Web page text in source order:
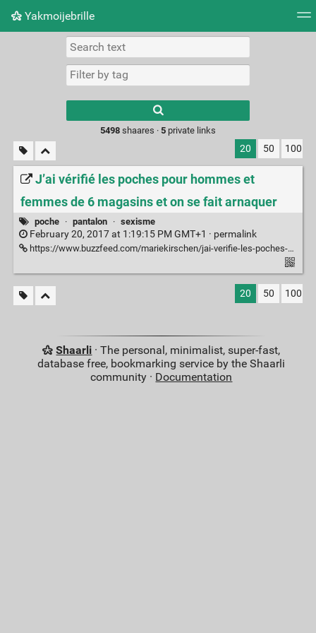
Yakmoijebrille
Picture wall
results.
5498shaares · 5private links
20 50 100
J’ai vérifié les poches pour hommes et
femmes de 6 magasins et on se fait arnaquer
poche · pantalon · sexisme
February 20, 2017 at 1:19:15 PM GMT+1 · permalink
https://www.buzzfeed.com/mariekirschen/jai-verifie-les-poches-pour-hommes-et-femmes-de-6-magasins-e?utm_term=.liY4QXOax7#.st1dAGnOw0
20 50 100
Shaarli · The personal, minimalist, super-fast,
database free, bookmarking service by the Shaarli
community · Documentation